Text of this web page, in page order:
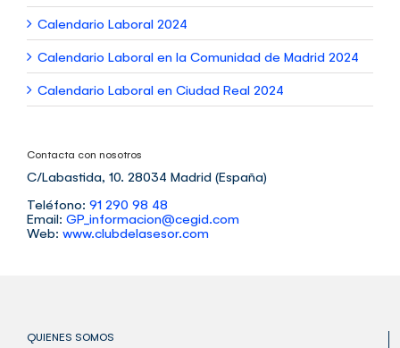
Calendario Laboral 2024
Calendario Laboral en la Comunidad de Madrid 2024
Calendario Laboral en Ciudad Real 2024
Contacta con nosotros
C/Labastida, 10. 28034 Madrid (España)
Teléfono: 91 290 98 48
Email: GP_informacion@cegid.com
Web: www.clubdelasesor.com
QUIENES SOMOS